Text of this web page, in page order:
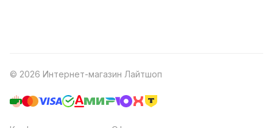
© 2026 Интернет-магазин Лайтшоп